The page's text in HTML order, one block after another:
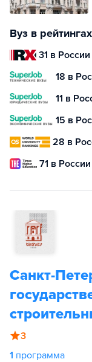
Вуз в рейтингах
31 в России
18 в
11 в
15 в
28 в
71 в России
Санкт-
3
1 программа